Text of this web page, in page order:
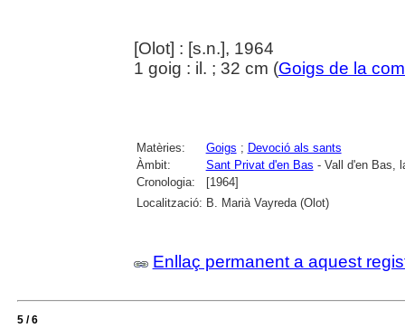
[Olot] : [s.n.], 1964
1 goig : il. ; 32 cm (Goigs de la
Matèries: Goigs ; Devoció als sants
Àmbit:
Sant Privat d'en Bas - Vall d'en Bas,
Cronologia:
[1964]
Localització: B. Marià Vayreda (Olot)
Enllaç permanent a aquest
5 / 6